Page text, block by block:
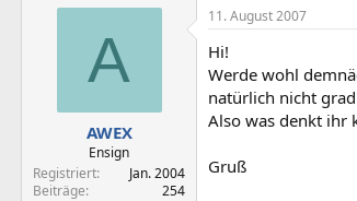
s
e
l
t
a
m
A
AWEX
Ensign
Registriert
Jan. 2004
Beiträge
254
11. August 2007
Hi!
Werde wohl
natürlich nicht
Also was denkt ihr
Gruß